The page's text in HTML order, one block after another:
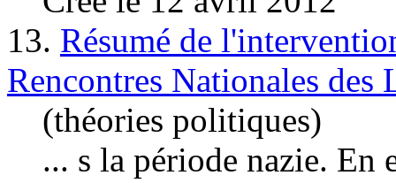
13. Résumé de
Rencontres Nationales
(théories politiques)
... s la période nazie.